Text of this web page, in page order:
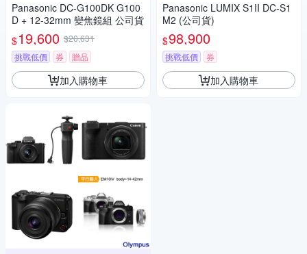
Panasonic DC-G100DK G100
D + 12-32mm 變焦鏡組 公司貨
$19,600 $20,631
挑戰低價
券 贈品
加入購物車
Panasonic LUMIX S1II DC-S1
M2 (公司貨)
$98,900
挑戰低價 券
加入購物車